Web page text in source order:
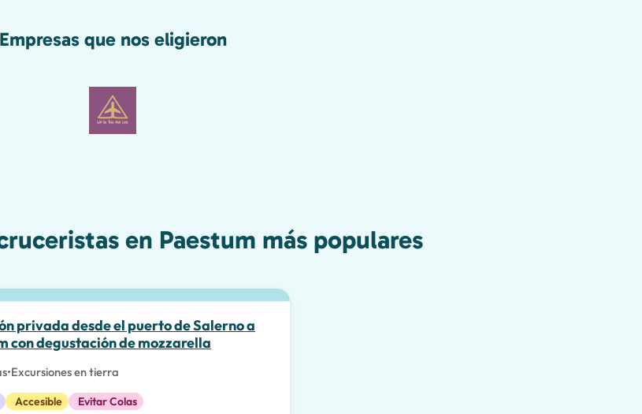
Empresas que nos eligieron
en Paestum más populares
privada desde el puerto de Salerno a
con degustación de mozzarella
•Excursiones en tierra
Accesible Evitar Colas